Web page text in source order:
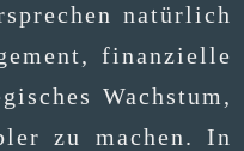
natür­lich
finan­zi­el­le
Wachs­tum,
zu machen. In